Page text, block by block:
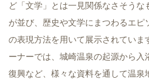
ど「文学」とは一見関係なさそう
が並び、歴史や文学にまつわるエ
の表現方法を用いて展示されていま
ーナーでは、城崎温泉の起源から
復興など、様々な資料を通して温泉